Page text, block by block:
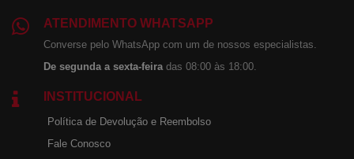
ATENDIMENTO WHATSAPP
Converse pelo WhatsApp com um de nossos especialistas.
De segunda a sexta-feiradas 08:00 às 18:00.
INSTITUCIONAL
Política de Devolução e Reembolso
Fale Conosco